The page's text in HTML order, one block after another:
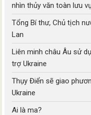
nhìn thủy văn toàn lưu
Tổng Bí thư, Chủ tịch
Lan
Liên minh châu Âu sử
trợ Ukraine
Thụy Điển sẽ giao
Ukraine
Ai là ma?